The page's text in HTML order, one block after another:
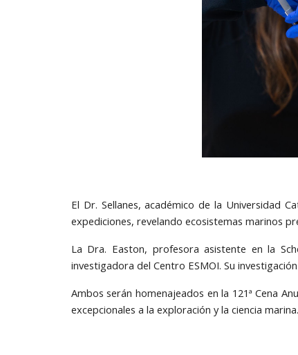
El Dr. Sellanes, académico de la Universidad
expediciones, revelando ecosistemas marinos
La Dra. Easton, profesora asistente en la
investigadora del Centro ESMOI. Su
Ambos serán homenajeados en la 121ª Cena
excepcionales a la exploración y la ciencia marina.